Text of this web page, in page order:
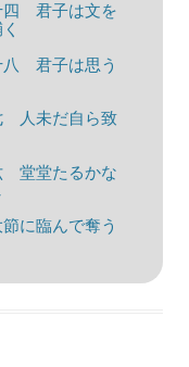
四 君子は文を
君子は思う
人未だ自ら致
堂堂たるかな
に臨んで奪う